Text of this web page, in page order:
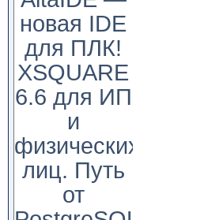
новая IDE
для ПЛК!
XSQUARE
6.6 для ИП
и
физических
лиц. Путь
от